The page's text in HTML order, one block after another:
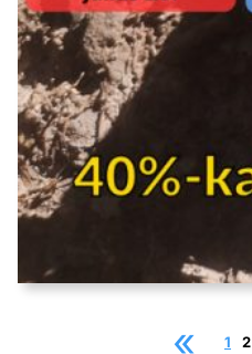
« 1 2